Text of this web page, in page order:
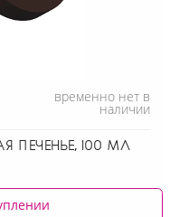
временно нет в
наличии
ПЕЧЕНЬЕ, 100 МЛ